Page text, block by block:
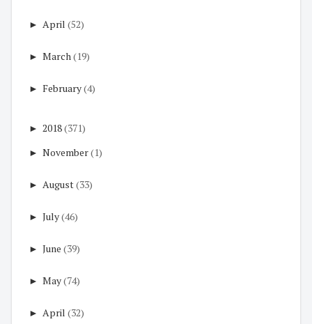
► April (52)
► March(19)
► February(4)
► 2018(371)
► November(1)
► August(33)
► July(46)
► June (39)
► May(74)
► April (32)